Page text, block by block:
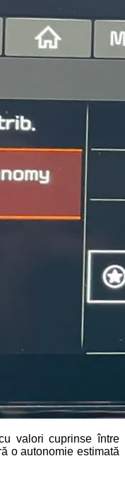
valori cuprinse între
o autonomie estimată